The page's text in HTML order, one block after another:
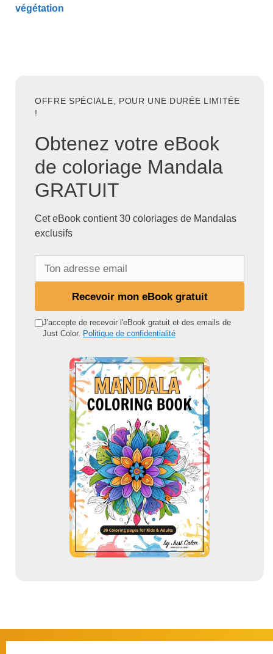
végétation
OFFRE SPÉCIALE, POUR UNE DURÉE LIMITÉE
!
Obtenez votre eBook
de coloriage Mandala
GRATUIT
Cet eBook contient 30 coloriages de Mandalas
exclusifs
d
Recevoir mon eBook gratuit
J'accepte de recevoir l'eBook gratuit et des emails de
Just Color. Politique de confidentialité